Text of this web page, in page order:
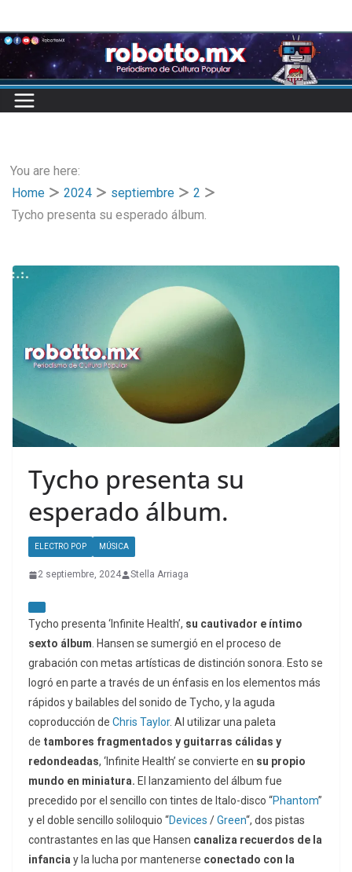
to
content
You are here:
Home
2024 septiembre
2
Tycho presenta su esperado álbum.
Tycho presenta su
esperado álbum.
ELECTRO POP MÚSICA
2 septiembre, 2024 Stella Arriaga
Tycho presenta ‘Infinite Health’, su cautivador e íntimo
sexto álbum . Hansen se sumergió en el proceso de
grabación con metas artísticas de distinción sonora. Esto se
logró en parte a través de un énfasis en los elementos más
rápidos y bailables del sonido de Tycho, y la aguda
coproducción de Chris Taylor. Al utilizar una paleta
de tambores fragmentados y guitarras cálidas y
redondeadas, ‘Infinite Health’ se convierte en su propio
mundo en miniatura. El lanzamiento del álbum fue
precedido por el sencillo con tintes de Italo-disco “Phantom”
y el doble sencillo soliloquio “Devices /Green“, dos pistas
contrastantes en las que Hansen canaliza recuerdos de la
infancia y la lucha por mantenerse conectado con la